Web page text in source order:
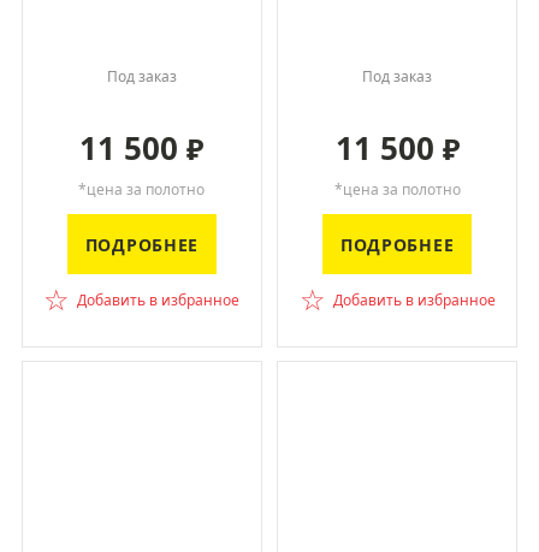
Под заказ
11 500₽
*цена за полотно
ПОДРОБНЕЕ
☆ Добавить в избранное
Под заказ
11 500 ₽
*цена за полотно
ПОДРОБНЕЕ
☆ Добавить в избранное